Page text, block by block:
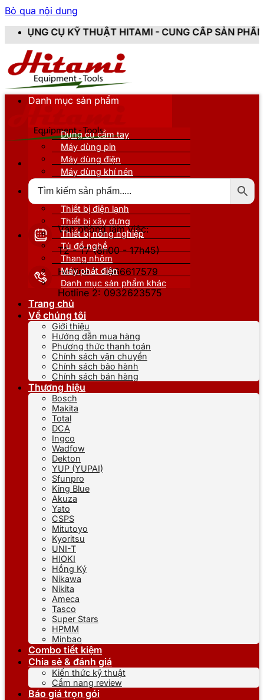
Bỏ qua nội dung
THUẬT HITAMI - CUNG CẤP SẢN PHẨM CHÍNH
Văn phòng làm việc:
T2 - T7 (8h00 - 17h45)
Hotline 1: 0866617579
Hotline 2: 0932623575
Danh mục sản phẩm
Dụng cụ cầm tay
Máy dùng pin
Máy dùng điện
Máy dùng khí nén
Thiết bị nâng đỡ
Thiết bị điện lạnh
Thiết bị xây dựng
Thiết bị nông nghiệp
Tủ đồ nghề
Thang nhôm
Máy phát điện
Danh mục sản phẩm khác
Trang chủ
Về chúng tôi
Giới thiệu
Hướng dẫn mua hàng
Phương thức thanh toán
Chính sách vận chuyển
Chính sách bảo hành
Chính sách bán hàng
Thương hiệu
Bosch
Makita
Total
DCA
Ingco
Wadfow
Dekton
YUP (YUPAI)
Sfunpro
King Blue
Akuza
Yato
CSPS
Mitutoyo
Kyoritsu
UNI-T
HIOKI
Hồng Ký
Nikawa
Nikita
Ameca
Tasco
Super Stars
HPMM
Minbao
Combo tiết kiệm
Chia sẻ & đánh giá
Kiến thức kỹ thuật
Cẩm nang review
Báo giá trọn gói